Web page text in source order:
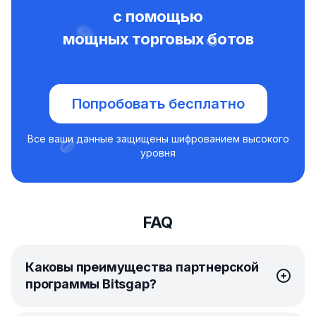
с помощью
мощных торговых ботов
Попробовать бесплатно
Все ваши данные защищены шифрованием высокого
уровня
FAQ
Каковы преимущества партнерской
программы Bitsgap?